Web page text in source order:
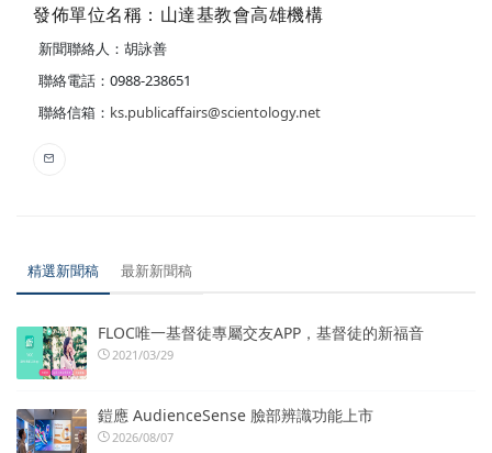
發佈單位名稱：山達基教會高雄機構
新聞聯絡人：胡詠善
聯絡電話：0988-238651
聯絡信箱： ks.publicaffairs@scientology.net
精選新聞稿 最新新聞稿
FLOC唯一基督徒專屬交友APP，基督徒的新福音
2021/03/29
鎧應 AudienceSense 臉部辨識功能上市
2026/08/07